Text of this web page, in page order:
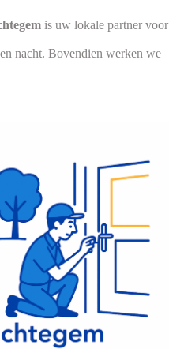
is uw lokale partner voor
nacht. Bovendien werken we